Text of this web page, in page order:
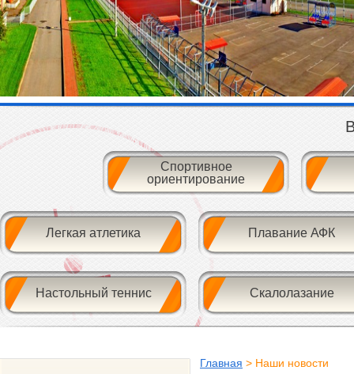
Спортивное
ориентирование
Легкая атлетика Плавание АФК
Настольный теннис Скалолазание
Главная > Наши новости